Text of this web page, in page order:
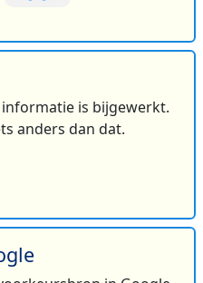
is bijgewerkt.
anders dan dat.